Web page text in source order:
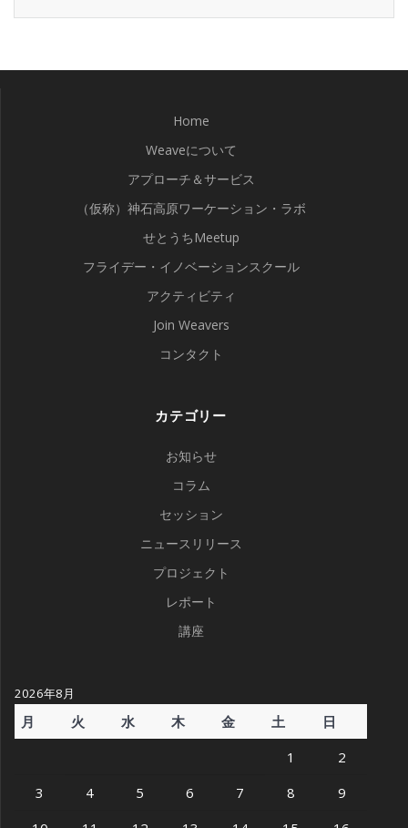
Home
Weaveについて
アプローチ＆サービス
（仮称）神石高原ワーケーション・ラボ
せとうちMeetup
フライデー・イノベーションスクール
アクティビティ
Join Weavers
コンタクト
カテゴリー
お知らせ
コラム
セッション
ニュースリリース
プロジェクト
レポート
講座
2026年8月
月 火 水 木 金 土
日
1
2
3
4 5 6 7 8
9